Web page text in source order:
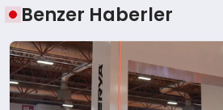
Benzer Haberler